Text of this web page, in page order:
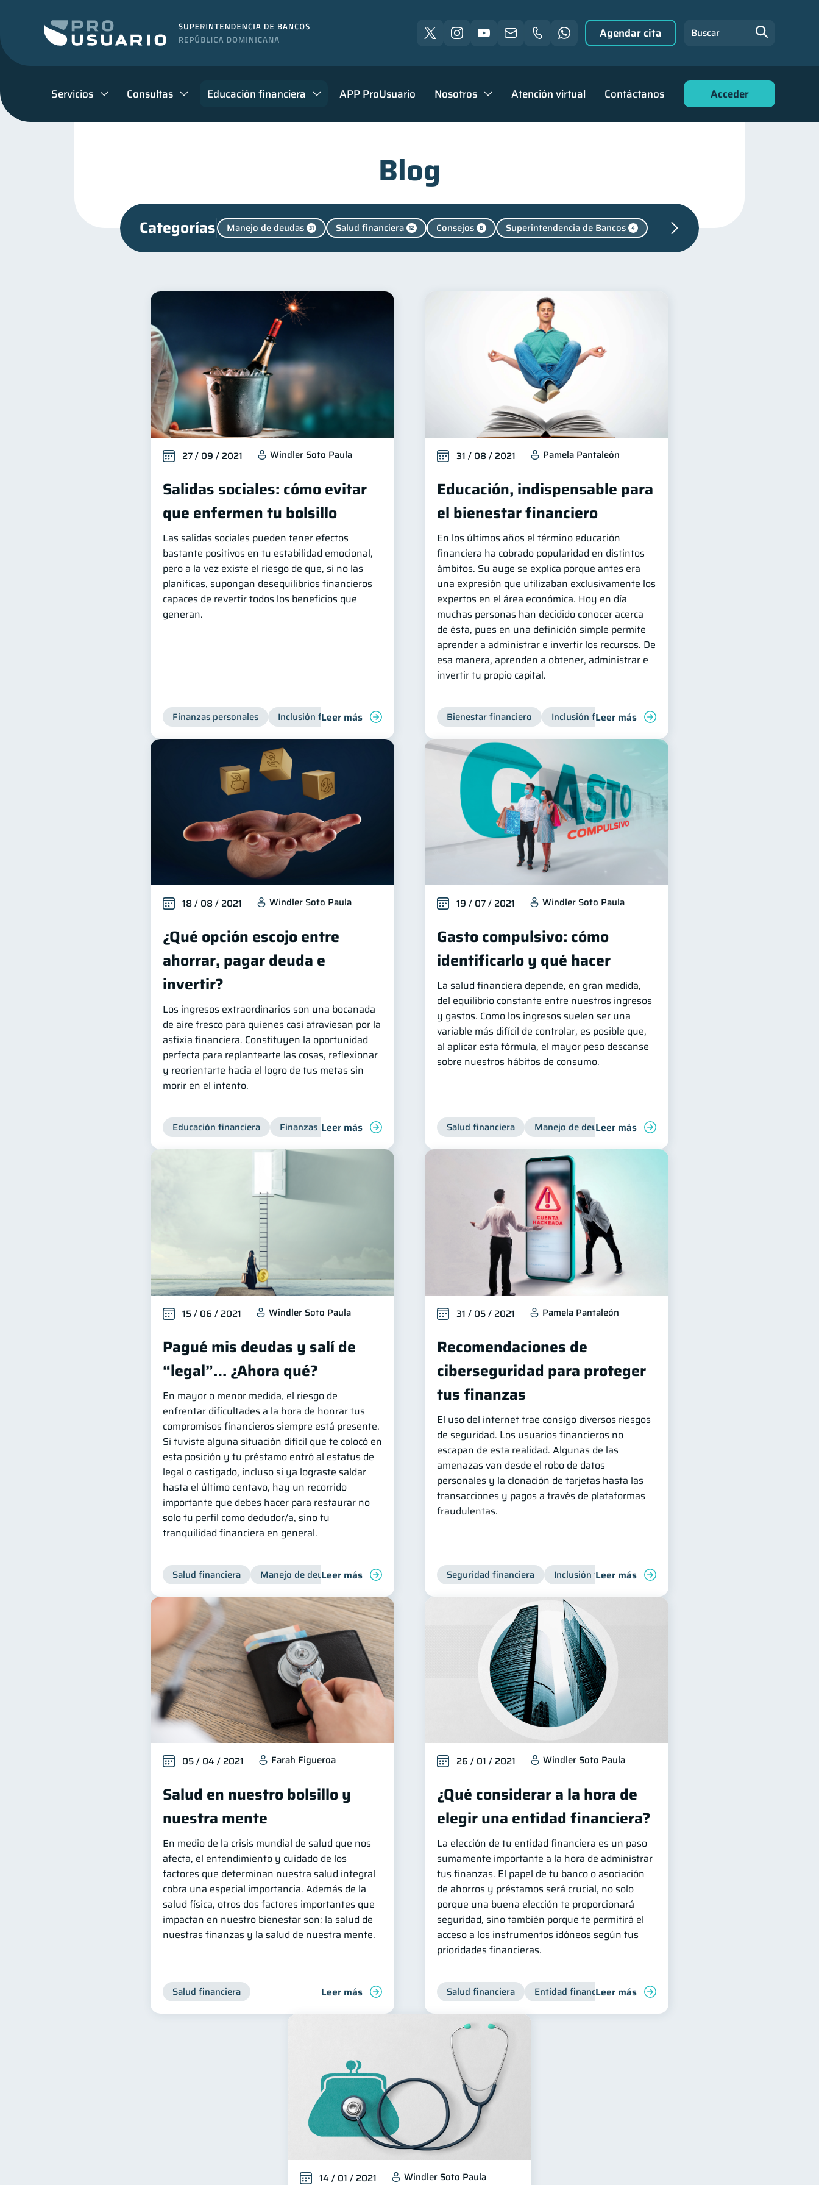
Servicios Consultas Educación financiera APP ProUsuario Nosotros Atención virtual Contáctanos Acceder
Agendar cita Buscar
Blog
Categorías Manejo de deudas 31 Salud financiera 12 Consejos 6 Superintendencia de Bancos 4
Organización Financiera Entidad financiera
Ahorro Tarjeta de crédito Servicios
Derechos & Deberes Vacaciones Cuenta Abandonada 2 Inversiones
Cuenta Inactiva Finanzas Personales Información financiera
inversiones 1 Salud mental Gasto responsable 1
información financiera
27 / 09 / 2021 Windler Soto Paula
Salidas sociales: cómo evitar
que enfermen tu bolsillo
Las salidas sociales pueden tener efectos
bastante positivos en tu estabilidad emocional,
pero a la vez existe el riesgo de que, si no las
planificas, supongan desequilibrios financieros
capaces de revertir todos los beneficios que
generan.
Finanzas personales Inclusión financiera Finanzas para jóvenes Manejo de deudas Finanzas familiares
Leer más
31 / 08 / 2021 Pamela Pantaleón
Educación, indispensable para
el bienestar financiero
En los últimos años el término educación
financiera ha cobrado popularidad en distintos
ámbitos. Su auge se explica porque antes era
una expresión que utilizaban exclusivamente los
expertos en el área económica. Hoy en día
muchas personas han decidido conocer acerca
de ésta, pues en una definición simple permite
aprender a administrar e invertir los recursos. De
esa manera, aprenden a obtener, administrar e
invertir tu propio capital.
Bienestar financiero Inclusión financiera Finanzas para jóvenes
Leer más
18 / 08 / 2021 Windler Soto Paula
¿Qué opción escojo entre
ahorrar, pagar deuda e
invertir?
Los ingresos extraordinarios son una bocanada
de aire fresco para quienes casi atraviesan por la
asfixia financiera. Constituyen la oportunidad
perfecta para replantearte las cosas, reflexionar
y reorientarte hacia el logro de tus metas sin
morir en el intento.
Educación financiera Finanzas para jóvenes Manejo de deudas Finanzas familiares
Leer más
19 / 07 / 2021 Windler Soto Paula
Gasto compulsivo: cómo
identificarlo y qué hacer
La salud financiera depende, en gran medida,
del equilibrio constante entre nuestros ingresos
y gastos. Como los ingresos suelen ser una
variable más difícil de controlar, es posible que,
al aplicar esta fórmula, el mayor peso descanse
sobre nuestros hábitos de consumo.
Salud financiera Manejo de deudas Control de deudas
Leer más
15 / 06 / 2021 Windler Soto Paula
Pagué mis deudas y salí de
“legal”… ¿Ahora qué?
En mayor o menor medida, el riesgo de
enfrentar dificultades a la hora de honrar tus
compromisos financieros siempre está presente.
Si tuviste alguna situación difícil que te colocó en
esta posición y tu préstamo entró al estatus de
legal o castigado, incluso si ya lograste saldar
hasta el último centavo, hay un recorrido
importante que debes hacer para restaurar no
solo tu perfil como dedudor/a, sino tu
tranquilidad financiera en general.
Salud financiera Manejo de deudas Control de deudas
Leer más
31 / 05 / 2021 Pamela Pantaleón
Recomendaciones de
ciberseguridad para proteger
tus finanzas
El uso del internet trae consigo diversos riesgos
de seguridad. Los usuarios financieros no
escapan de esta realidad. Algunas de las
amenazas van desde el robo de datos
personales y la clonación de tarjetas hasta las
transacciones y pagos a través de plataformas
fraudulentas.
Seguridad financiera Inclusión financiera Finanzas para jóvenes
Leer más
05 / 04 / 2021 Farah Figueroa
Salud en nuestro bolsillo y
nuestra mente
En medio de la crisis mundial de salud que nos
afecta, el entendimiento y cuidado de los
factores que determinan nuestra salud integral
cobra una especial importancia. Además de la
salud física, otros dos factores importantes que
impactan en nuestro bienestar son: la salud de
nuestras finanzas y la salud de nuestra mente.
Salud financiera Leer más
26 / 01 / 2021 Windler Soto Paula
¿Qué considerar a la hora de
elegir una entidad financiera?
La elección de tu entidad financiera es un paso
sumamente importante a la hora de administrar
tus finanzas. El papel de tu banco o asociación
de ahorros y préstamos será crucial, no solo
porque una buena elección te proporcionará
seguridad, sino también porque te permitirá el
acceso a los instrumentos idóneos según tus
prioridades financieras.
Salud financiera Entidad financiera Finanzas personales
Leer más
14 / 01 / 2021 Windler Soto Paula